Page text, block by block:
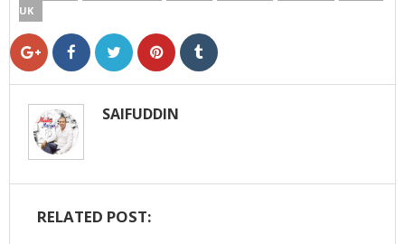
UK
SAIFUDDIN
RELATED POST: